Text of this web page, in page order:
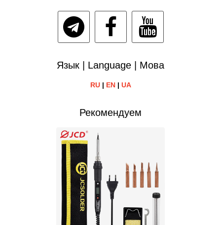
Язык | Language | Мова
RU| EN| UA
Рекомендуем